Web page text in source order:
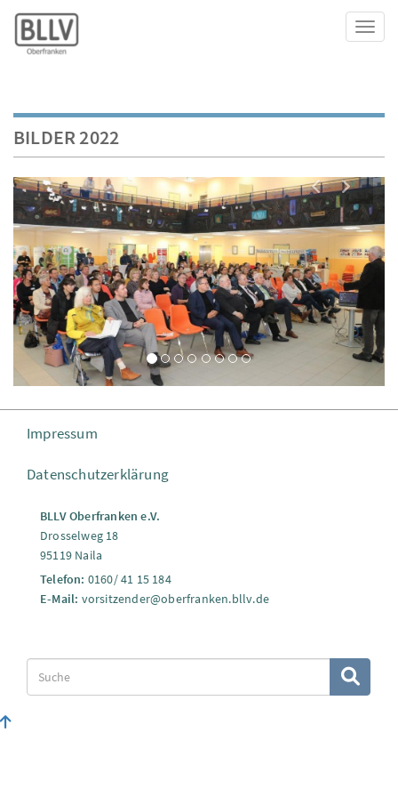
BILDER 2022
Nächstes
Impressum
Datenschutzerklärung
BLLV Oberfranken e.V.
Drosselweg 18
95119 Naila
Telefon: 0160/ 41 15 184
E-Mail: vorsitzender@oberfranken.bllv.de